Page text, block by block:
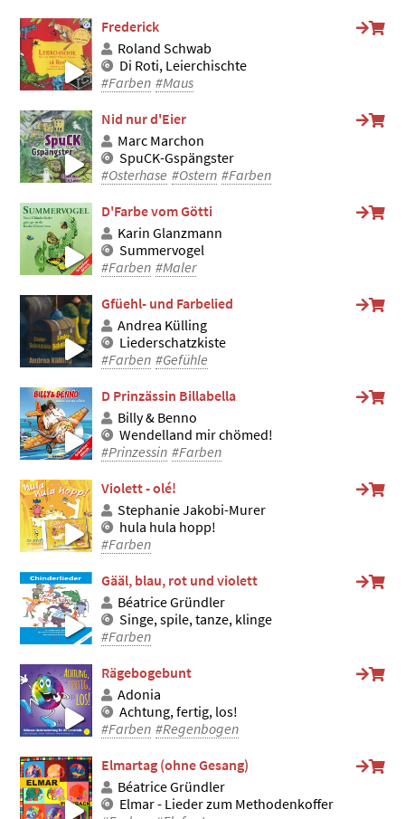
Frederick
Roland Schwab
Di Roti, Leierchischte
#Farben #Maus
Nid nur d'Eier
Marc Marchon
SpuCK-Gspängster
#Osterhase #Ostern #Farben
D'Farbe vom Götti
Karin Glanzmann
Summervogel
#Farben #Maler
Gfüehl- und Farbelied
Andrea Külling
Liederschatzkiste
#Farben #Gefühle
D Prinzässin Billabella
Billy & Benno
Wendelland mir chömed!
#Prinzessin #Farben
Violett - olé!
Stephanie Jakobi-Murer
hula hula hopp!
#Farben
Gääl, blau, rot und violett
Béatrice Gründler
Singe, spile, tanze, klinge
#Farben
Rägebogebunt
Adonia
Achtung, fertig, los!
#Farben #Regenbogen
Elmartag (ohne Gesang)
Béatrice Gründler
Elmar - Lieder zum Methodenkoffer